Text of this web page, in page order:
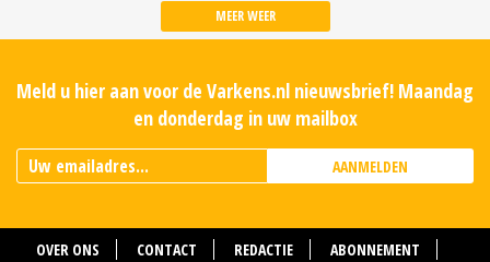
MEER WEER
Meld u hier aan voor de Varkens.nl nieuwsbrief! Maandag
en donderdag in uw mailbox
AANMELDEN
OVER ONS CONTACT REDACTIE ABONNEMENT